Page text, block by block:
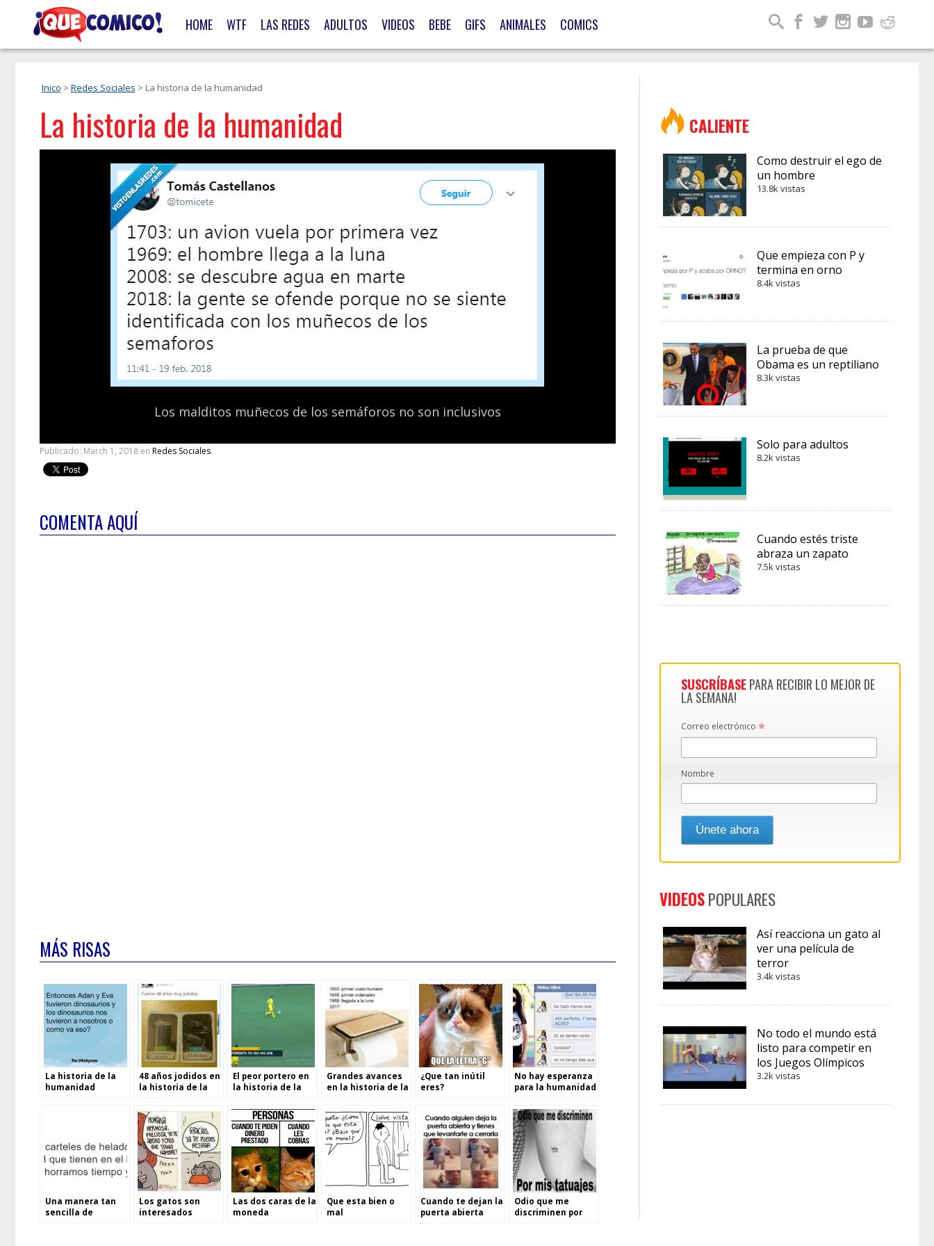
HOME WTF LAS REDES ADULTOS VIDEOS BEBE GIFS ANIMALES COMICS
Inico > Redes Sociales > La historia de la humanidad
La historia de la humanidad
Los malditos muñecos de los semáforos no son inclusivos
Publicado: March 1, 2018 en Redes Sociales.
COMENTA AQUÍ
MÁS RISAS
La historia de la
humanidad
48 años jodidos en
la historia de la
El peor portero en
la historia de la
Grandes avances
en la historia de la
¿Que tan inútil
eres?
No hay esperanza
para la humanidad
Una manera tan
sencilla de
Los gatos son
interesados
Las dos caras de la
moneda
Que esta bien o
mal
Cuando te dejan la
puerta abierta
Odio que me
discriminen por
CALIENTE
Como destruir el ego de
un hombre
13.8k vistas
Que empieza con P y
termina en orno
8.4k vistas
La prueba de que
Obama es un reptiliano
8.3k vistas
Solo para adultos
8.2k vistas
Cuando estés triste
abraza un zapato
7.5k vistas
SUSCRÍBASEPARA RECIBIR LO MEJOR DE
LA SEMANA!
Correo electrónico *
Nombre
VIDEOSPOPULARES
Así reacciona un gato al
ver una película de
terror
3.4k vistas
No todo el mundo está
listo para competir en
los Juegos Olímpicos
3.2k vistas